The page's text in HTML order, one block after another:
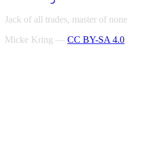
Jack of all trades, master of none
Micke Kring — CC BY-SA 4.0